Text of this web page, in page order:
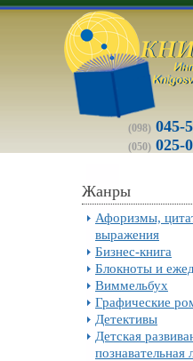
(098) 045-
(050) 025-
Жанры
Афоризмы,
выражения
Бизнес-книга
Блокноты и
Виммельбух
Графические
Детективы
Детская
познавательная